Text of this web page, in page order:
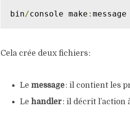
bin/console make : message
Cela crée deux fichiers :
Le message: il contient les
Le handler: il décrit l’action